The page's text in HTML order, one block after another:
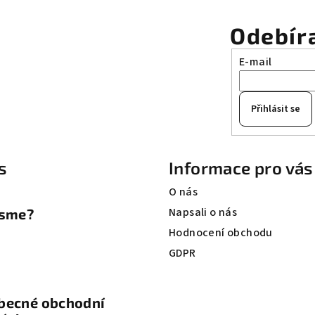
E-mail
Přihlásit se
obchodní
Informace pro vás
O nás
Napsali o nás
Hodnocení obchodu
GDPR